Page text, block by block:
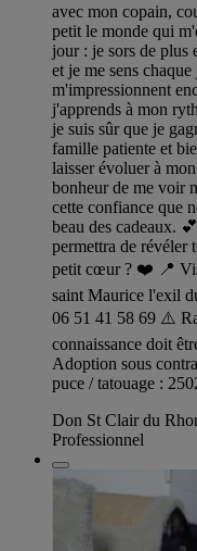
avec mon copain,
petit le monde qui
jour : je sors de plus
et je me sens
m'impressionnent
j'apprends à mon
je suis sûr que je
famille patiente et
laisser évoluer à
bonheur de me voir
cette confiance que
beau des cadeaux.
permettra de révéler
petit cœur ? ❤️ 📍
saint Maurice l'exil
06 51 41 58 69 ⚠️
connaissance doit
Adoption sous
puce / tatouage :
Don St Clair du
Professionnel